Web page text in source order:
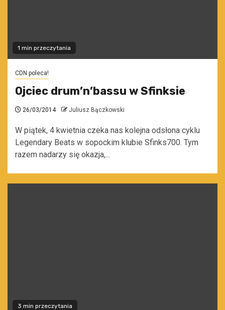
1 min przeczytania
CDN poleca!
Ojciec drum’n’bassu w Sfinksie
26/03/2014 Juliusz Bączkowski
W piątek, 4 kwietnia czeka nas kolejna odsłona cyklu
Legendary Beats w sopockim klubie Sfinks700. Tym
razem nadarzy się okazja,...
3 min przeczytania